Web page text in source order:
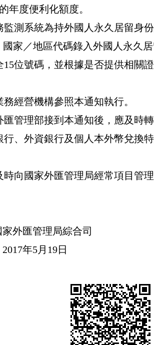
年度便利化額度。
測系統為持外國人永久居留身
家／地區代碼錄入外國人永久
15位號碼，並根據是否提供相關
經營機構參照本通知執行。
匯管理部接到本通知後，應及時
、外資銀行及個人本外幣兌換
向國家外匯管理局經常項目管理
家外匯管理局綜合司
2017年5月 19日